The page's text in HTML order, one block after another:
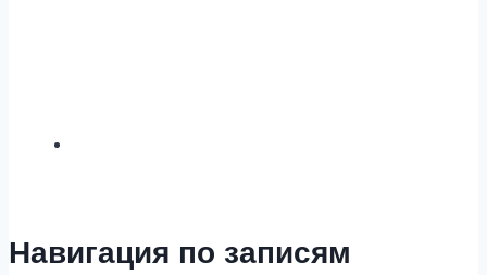
Навигация по записям